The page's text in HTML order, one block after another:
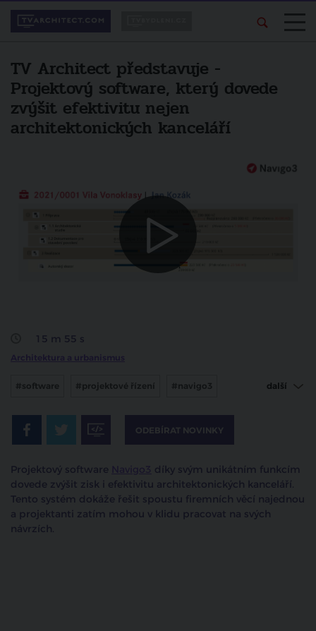
TV Architect představuje -
Projektový software, který dovede
zvýšit efektivitu nejen
architektonických kanceláří
přátelům.
sdílet na facebooku
architektury Jiří Lízler
15 m 55 s
Architektura a urbanismus
#software #projektové řízení #navigo3 další
ODEBÍRAT NOVINKY
Projektový software Navigo3 díky svým unikátním funkcím
dovede zvýšit zisk i efektivitu architektonických kanceláří.
Tento systém dokáže řešit spoustu firemních věcí najednou
a projektanti zatím mohou v klidu pracovat na svých
návrzích.